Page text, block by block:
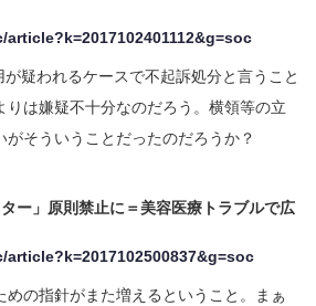
疑われるケースで不起訴処分と言うこと
りは嫌疑不十分なのだろう。横領等の立
そういうことだったのだろうか？
ター」原則禁止に＝美容医療トラブルで広
めの指針がまた増えるということ。まぁ